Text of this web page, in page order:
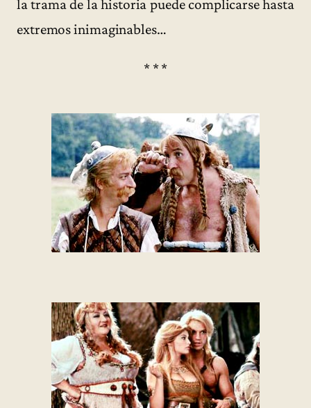
la trama de la historia puede complicarse hasta
extremos inimaginables…
* * *